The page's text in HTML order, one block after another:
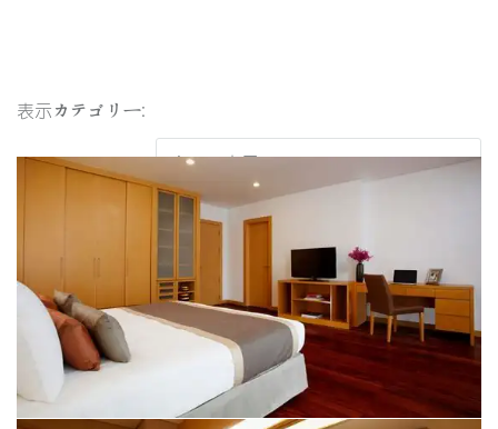
表示カテゴリー: